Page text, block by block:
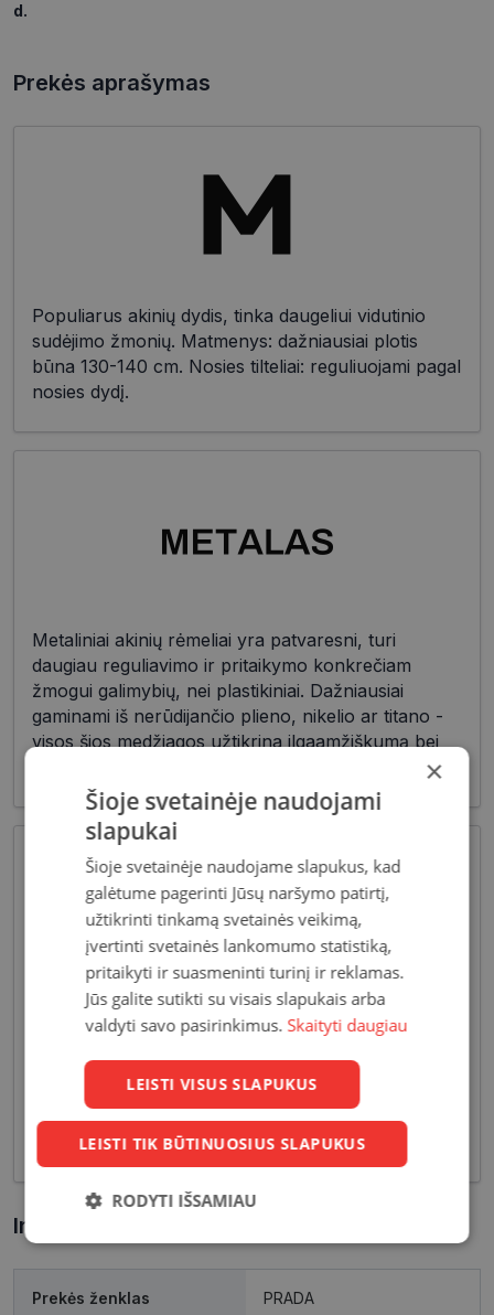
d.
Prekės aprašymas
Populiarus akinių dydis, tinka daugeliui vidutinio
sudėjimo žmonių. Matmenys: dažniausiai plotis
būna 130-140 cm. Nosies tilteliai: reguliuojami pagal
nosies dydį.
Metaliniai akinių rėmeliai yra patvaresni, turi
daugiau reguliavimo ir pritaikymo konkrečiam
žmogui galimybių, nei plastikiniai. Dažniausiai
gaminami iš nerūdijančio plieno, nikelio ar titano -
visos šios medžiagos užtikrina ilgaamžiškumą bei
Pagrindiniai reikalavimai, keliami vyriškiems
akiniams - patvarios medžiagos bei solidžios
vyriškos formos, derančios prie įvairių vyriškų
aprangos stilių. Dėl funkcionalumo bei puikių
optinių savybių, vyriški akiniai skirti nešiojimui
kasdien, vairavimui bei sportui.
Informacija apie prekę
Prekės ženklas PRADA
×
Šioje svetainėje naudojami
slapukai
Šioje svetainėje naudojame slapukus, kad
galėtume pagerinti Jūsų naršymo patirtį,
užtikrinti tinkamą svetainės veikimą,
įvertinti svetainės lankomumo statistiką,
pritaikyti ir suasmeninti turinį ir reklamas.
Jūs galite sutikti su visais slapukais arba
valdyti savo pasirinkimus. Skaityti daugiau
LEISTI VISUS SLAPUKUS
LEISTI TIK BŪTINUOSIUS SLAPUKUS
RODYTI IŠSAMIAU
Būtinieji
slapukai
Statistikos
slapukai
Rinkodaros
slapukai